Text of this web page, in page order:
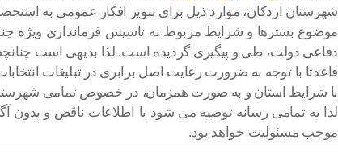
شهرستان اردکان، موارد ذیل برای تنویر افکار عمومی به
موضوع بسترها و شرایط مربوط به تاسیس فرمانداری ویژه
دفاعی دولت، طی و پیگیری گردیده است. لذا بدیهی است
قاعدتا با توجه به ضرورت رعایت اصل برابری در تبلیغات
با شرایط استان و به صورت همزمان، در خصوص تمامی
لذا به تمامی رسانه توصیه می شود با اطلاعات ناقص و بدون
موجب مسئولیت خواهد بود.